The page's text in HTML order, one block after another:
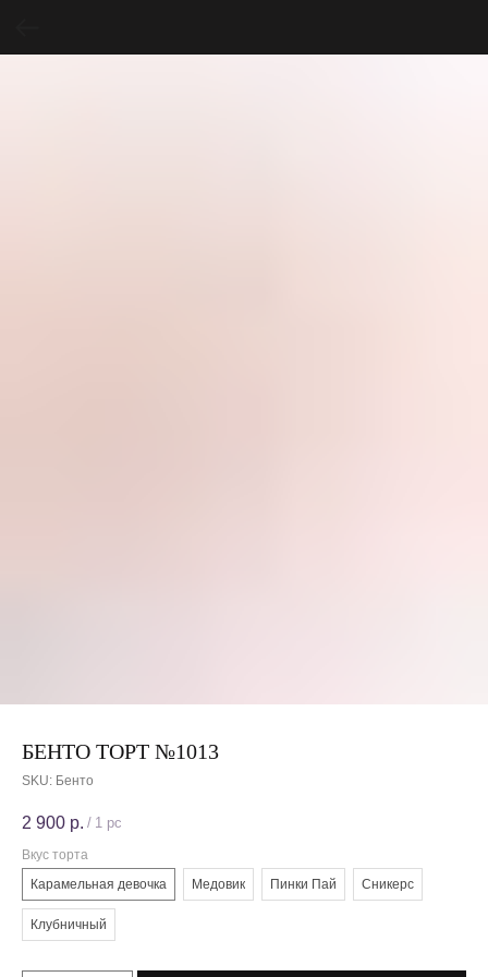
БЕНТО ТОРТ №1013
SKU: Бенто
2 900 р. / 1 pc
Вкус торта
Карамельная девочка
Медовик Пинки Пай Сникерс
Клубничный